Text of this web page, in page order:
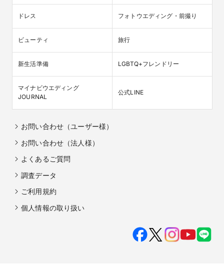
ドレス フォトウエディング・前撮り
ビューティ 旅行
新生活準備 LGBTQ+フレンドリー
マイナビウエディング
JOURNAL
公式LINE
お問い合わせ（ユーザー様）
お問い合わせ（法人様）
よくあるご質問
調査データ
ご利用規約
個人情報の取り扱い